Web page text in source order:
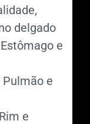
delgado
e
e
e